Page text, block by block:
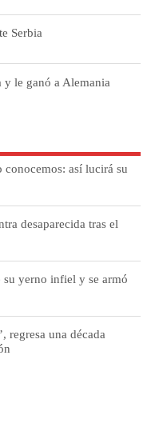
Serbia
y le ganó a Alemania
así lucirá su
desaparecida tras el
yerno infiel y se armó
regresa una década